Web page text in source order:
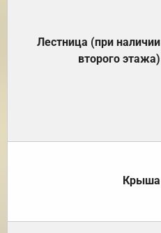
Лестница (при наличии
второго этажа)
Крыша